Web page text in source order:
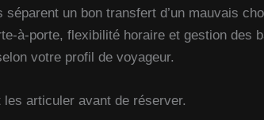
séparent un bon transfert d’un mauvais
à-porte, flexibilité horaire et gestion des
votre profil de voyageur.
les articuler avant de réserver.